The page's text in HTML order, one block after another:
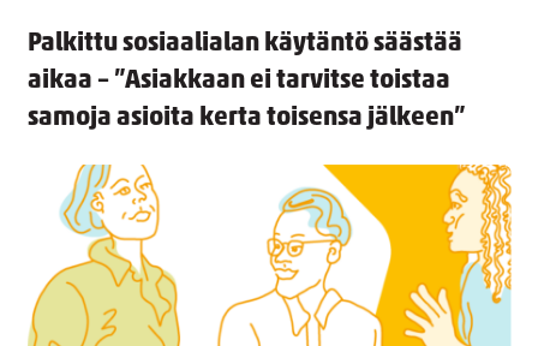
Palkittu sosiaalialan käytäntö säästää
aikaa – ”Asiakkaan ei tarvitse toistaa
samoja asioita kerta toisensa jälkeen”